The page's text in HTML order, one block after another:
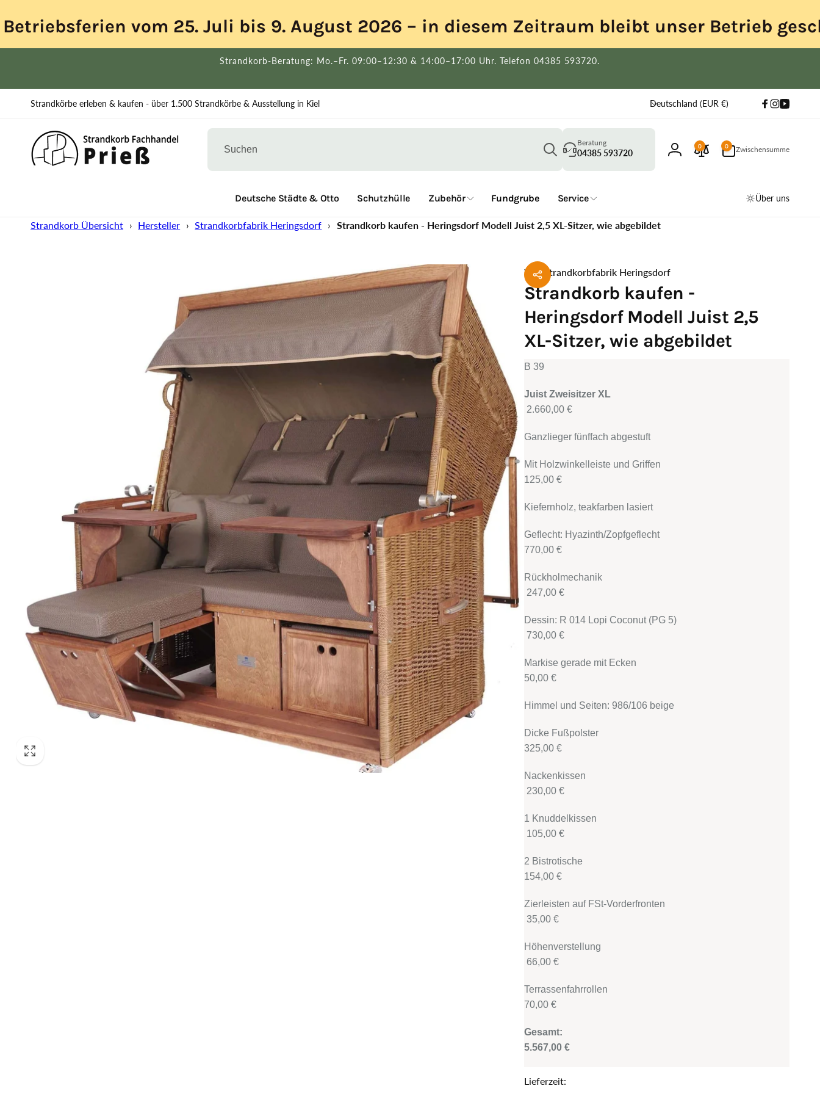
Inhalt
Betriebsferien vom 25. Juli bis 9. August 2026 – in diesem Zeitraum bleibt unser Betrieb
Strandkorb-Beratung: Mo.–Fr. 09:00–12:30 & 14:00–17:00 Uhr. Telefon 04385 593720.
Strandkörbe erleben & kaufen - über 1.500 Strandkörbe & Ausstellung in Kiel
n
R
Deutschland (EUR €)
Facebook
Instagram
YouTube
Beratung
04385 593720 Einloggen
0 0
Artikel Zwischensumme
Deutsche Städte & Otto Schutzhülle Zubehör Fundgrube Service Über uns
Strandkorb Übersicht › Hersteller › Strandkorbfabrik Heringsdorf › Strandkorb kaufen - Heringsdorf Modell Juist 2,5 XL-Sitzer, wie abgebildet
VonStrandkorbfabrik Heringsdorf
Strandkorb kaufen -
Heringsdorf Modell Juist 2,5
XL-Sitzer, wie abgebildet
B 39
Juist Zweisitzer XL
2.660,00 €
Ganzlieger fünffach abgestuft
Mit Holzwinkelleiste und Griffen
125,00 €
Kiefernholz, teakfarben lasiert
Geflecht: Hyazinth/Zopfgeflecht
770,00 €
Rückholmechanik
247,00 €
Dessin: R 014 Lopi Coconut (PG 5)
730,00 €
Markise gerade mit Ecken
50,00 €
Himmel und Seiten: 986/106 beige
Dicke Fußpolster
325,00 €
Nackenkissen
230,00 €
1 Knuddelkissen
105,00 €
2 Bistrotische
154,00 €
Zierleisten auf FSt-Vorderfronten
35,00 €
Höhenverstellung
66,00 €
Terrassenfahrrollen
70,00 €
Gesamt:
5.567,00 €
Lieferzeit: